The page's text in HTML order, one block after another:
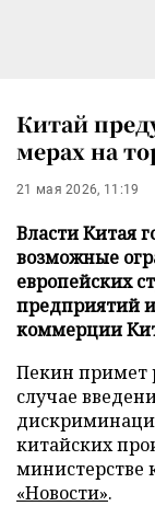
Китай
мерах на
21 мая 2026, 11:19
Власти Китая
возможные
европейских
предприятий и
коммерции
Пекин примет
случае
китайских
министерстве
«Новости».